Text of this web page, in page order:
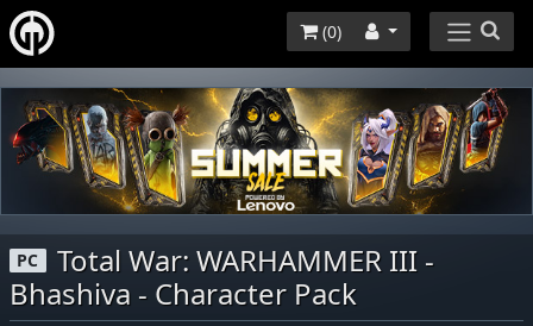
(0)
PC
Total War: WARHAMMER III -
Bhashiva - Character Pack